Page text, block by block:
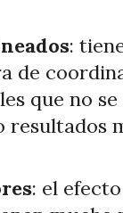
:
de
que no
resultados
: el